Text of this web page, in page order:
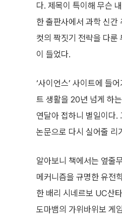
다. 제목이 특이해 무슨
한 출판사에서 과학 신간
컷의 짝짓기 전략을 다룬
이 들었다.
‘사이언스’ 사이트에 들
트 생활을 20년 넘게 하
연달아 접하니 별일이다.
논문으로 다시 실어줄 리
알아보니 책에서는 옆줄
메커니즘을 규명한 유전
한 배리 시네르보 UC산
도마뱀의 가위바위보 게